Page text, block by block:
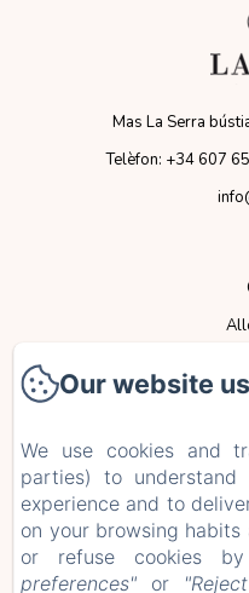
Mas La Serra
Telèfon: +34 607
Our website
We use cookies and
parties) to
experience and to
on your browsing
or refuse cookies
preferences" or